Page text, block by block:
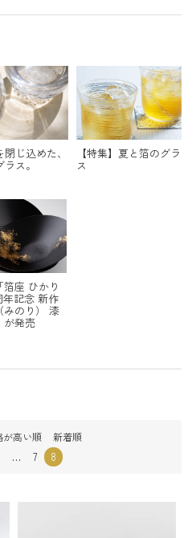
じ込めた、
ス。
【特集】夏と箔のグラ
ス
箔座 ひかり
年記念 新作
みのり） 漆
が発売
が高い順 新着順
… 7 8